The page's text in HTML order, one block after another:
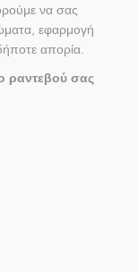
να σας
εφαρμογή
απορία.
ραντεβού σας